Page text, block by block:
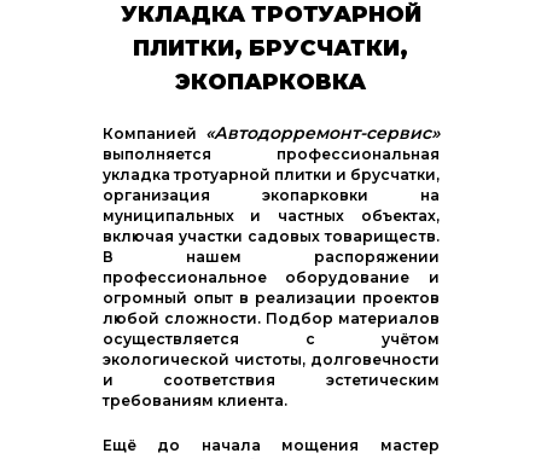
УКЛАДКА ТРОТУАРНОЙ
ПЛИТКИ, БРУСЧАТКИ,
ЭКОПАРКОВКА
Компанией «Автодорремонт-сервис»
выполняется профессиональная
укладка тротуарной плитки и брусчатки,
организация экопарковки на
муниципальных и частных объектах,
включая участки садовых товариществ.
В нашем распоряжении
профессиональное оборудование и
огромный опыт в реализации проектов
любой сложности. Подбор материалов
осуществляется с учётом
экологической чистоты, долговечности
и соответствия эстетическим
требованиям клиента.
Ещё до начала мощения мастер